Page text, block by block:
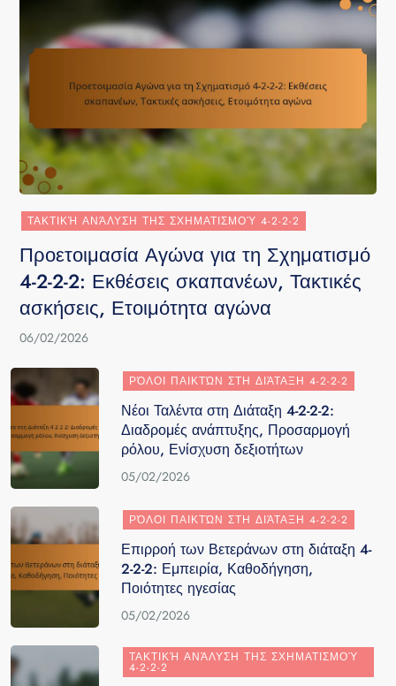
ΤΑΚΤΙΚΉ ΑΝΆΛΥΣΗ ΤΗΣ ΣΧΗΜΑΤΙΣΜΟΎ 4-2-2-2
Προετοιμασία Αγώνα για τη Σχηματισμό
4-2-2-2: Εκθέσεις σκαπανέων, Τακτικές
ασκήσεις, Ετοιμότητα αγώνα
06/02/2026
ΡΌΛΟΙ ΠΑΙΚΤΏΝ ΣΤΗ ΔΙΆΤΑΞΗ 4-2-2-2
Νέοι Ταλέντα στη Διάταξη 4-2-2-2:
Διαδρομές ανάπτυξης, Προσαρμογή
ρόλου, Ενίσχυση δεξιοτήτων
05/02/2026
ΡΌΛΟΙ ΠΑΙΚΤΏΝ ΣΤΗ ΔΙΆΤΑΞΗ 4-2-2-2
Επιρροή των Βετεράνων στη διάταξη 4-
2-2-2: Εμπειρία, Καθοδήγηση,
Ποιότητες ηγεσίας
05/02/2026
ΤΑΚΤΙΚΉ ΑΝΆΛΥΣΗ ΤΗΣ ΣΧΗΜΑΤΙΣΜΟΎ
4-2-2-2